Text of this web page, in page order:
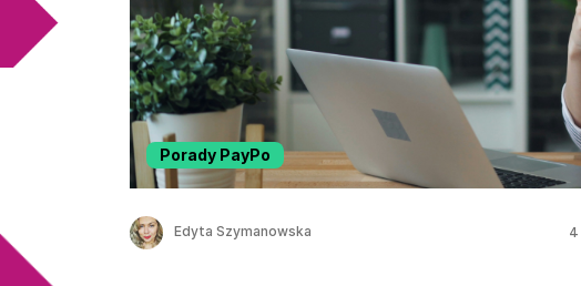
Porady PayPo
Edyta Szymanowska 4